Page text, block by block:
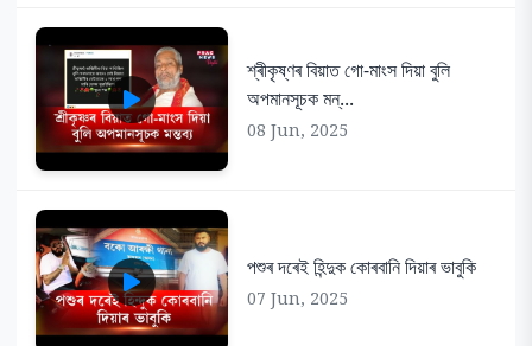
শ্ৰীকৃষ্ণৰ বিয়াত গো-মাংস দিয়া বুলি
অপমানসূচক মন্...
08 Jun, 2025
পশুৰ দৰেই হিন্দুক কোৰবানি দিয়াৰ ভাবুকি
07 Jun, 2025